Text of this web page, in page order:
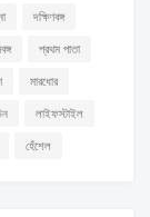
দক্ষিণবঙ্গ
প্রথম পাতা
মারধোর
লাইফস্টাইল
হেঁশেল